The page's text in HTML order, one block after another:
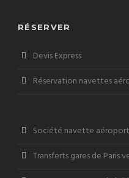
RÉSERVER
Devis Express
Réservation navettes
Société navette aéroport
Transferts gares de Paris